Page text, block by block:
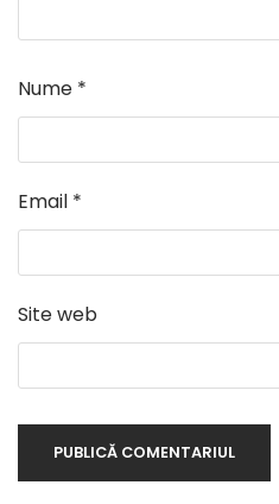
Nume *
Email *
Site web